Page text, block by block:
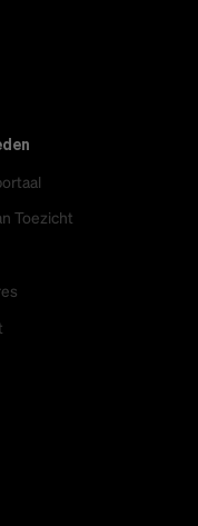
Toezicht